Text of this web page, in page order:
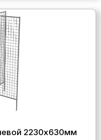
2230х630мм